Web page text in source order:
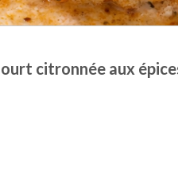
citronnée aux